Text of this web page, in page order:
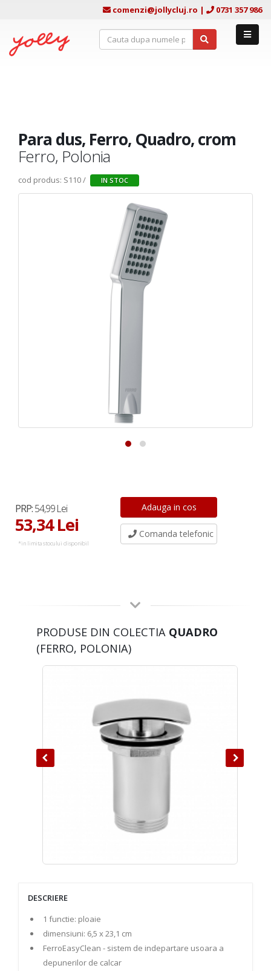
comenzi@jollycluj.ro | 0731 357 986
Para dus, Ferro, Quadro, crom
Ferro, Polonia
cod produs: S110 / IN STOC
PRP:54,99 Lei
53,34 Lei
*in limita stocului disponibil
Comanda telefonic
PRODUSE DIN COLECTIA QUADRO
(FERRO, POLONIA)
DESCRIERE
1 functie: ploaie
dimensiuni: 6,5 x 23,1 cm
FerroEasyClean - sistem de indepartare usoara a
depunerilor de calcar